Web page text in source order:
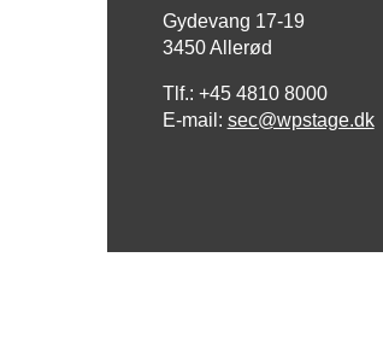
Gydevang 17-19
3450 Allerød
Tlf.: +45 4810 8000
E-mail: sec@wpstage.dk